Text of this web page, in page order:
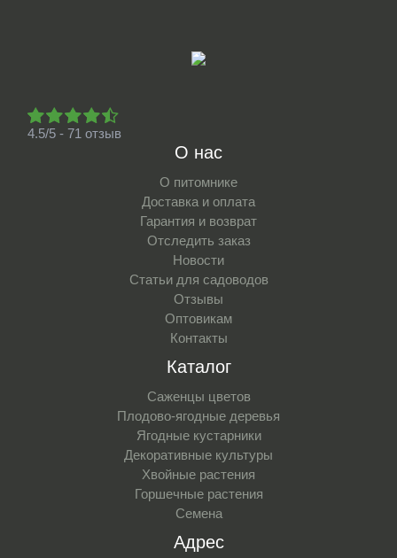
4.5/5 - 71 отзыв
О нас
О питомнике
Доставка и оплата
Гарантия и возврат
Отследить заказ
Новости
Статьи для садоводов
Отзывы
Оптовикам
Контакты
Каталог
Саженцы цветов
Плодово-ягодные деревья
Ягодные кустарники
Декоративные культуры
Хвойные растения
Горшечные растения
Семена
Адрес